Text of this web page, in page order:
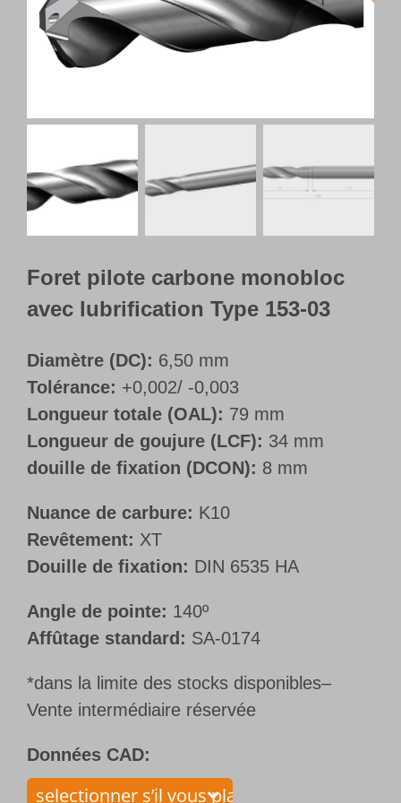
Français
Foret pilote carbone monobloc
avec lubrification Type 153-03
Diamètre (DC): 6,50 mm
Tolérance: +0,002/ -0,003
Longueur totale (OAL): 79 mm
Longueur de goujure (LCF): 34 mm
douille de fixation (DCON): 8 mm
Nuance de carbure: K10
Revêtement: XT
Douille de fixation: DIN 6535 HA
Angle de pointe: 140º
Affûtage standard: SA-0174
*dans la limite des stocks disponibles–
Vente intermédiaire réservée
Données CAD: